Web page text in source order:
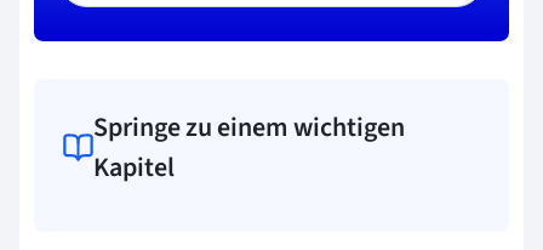
Springe zu einem wichtigen
Kapitel